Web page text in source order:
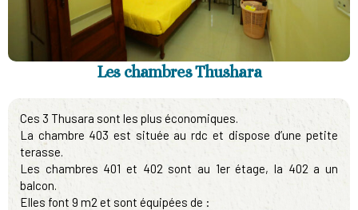
Les chambres Thushara
Ces 3 Thusara sont les plus économiques.
La chambre 403 est située au rdc et dispose d’une petite
terasse.
Les chambres 401 et 402 sont au 1er étage, la 402 a un
balcon.
Elles font 9 m2 et sont équipées de :